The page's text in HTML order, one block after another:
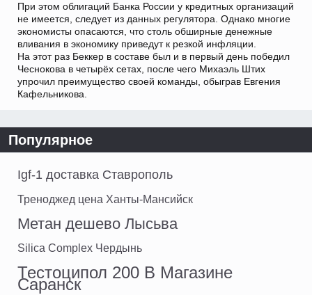
При этом облигаций Банка России у кредитных организаций
не имеется, следует из данных регулятора. Однако многие
экономисты опасаются, что столь обширные денежные
вливания в экономику приведут к резкой инфляции.
На этот раз Беккер в составе был и в первый день победил
Чеснокова в четырёх сетах, после чего Михаэль Штих
упрочил преимущество своей команды, обыграв Евгения
Кафельникова.
Популярное
Igf-1 доставка Ставрополь
Треноджед цена Ханты-Мансийск
Метан дешево Лысьва
Silica Complex Чердынь
Тестоципол 200 В Магазине
Саранск